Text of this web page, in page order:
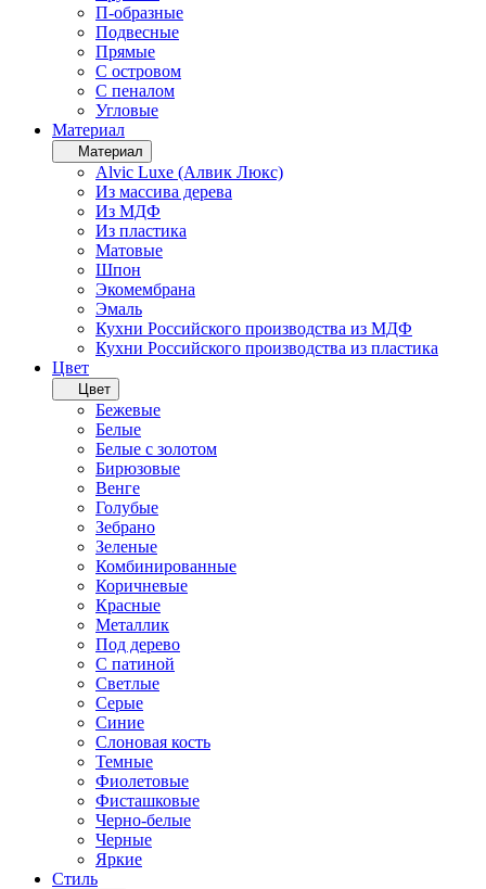
П-образные
Подвесные
Прямые
С островом
С пеналом
Угловые
Материал
Материал
Alvic Luxe (Алвик Люкс)
Из массива дерева
Из МДФ
Из пластика
Матовые
Шпон
Экомембрана
Эмаль
Кухни Российского производства из МДФ
Кухни Российского производства из пластика
Цвет
Цвет
Бежевые
Белые
Белые с золотом
Бирюзовые
Венге
Голубые
Зебрано
Зеленые
Комбинированные
Коричневые
Красные
Металлик
Под дерево
С патиной
Светлые
Серые
Синие
Слоновая кость
Темные
Фиолетовые
Фисташковые
Черно-белые
Черные
Яркие
Стиль